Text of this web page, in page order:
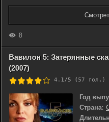
8
Вавилон 5: Затерянные
(2007)
4.1/5 (57 гол.)
Год
Страна: